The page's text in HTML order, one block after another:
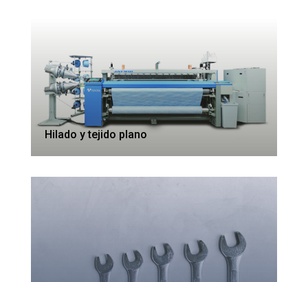
Hilado y tejido plano